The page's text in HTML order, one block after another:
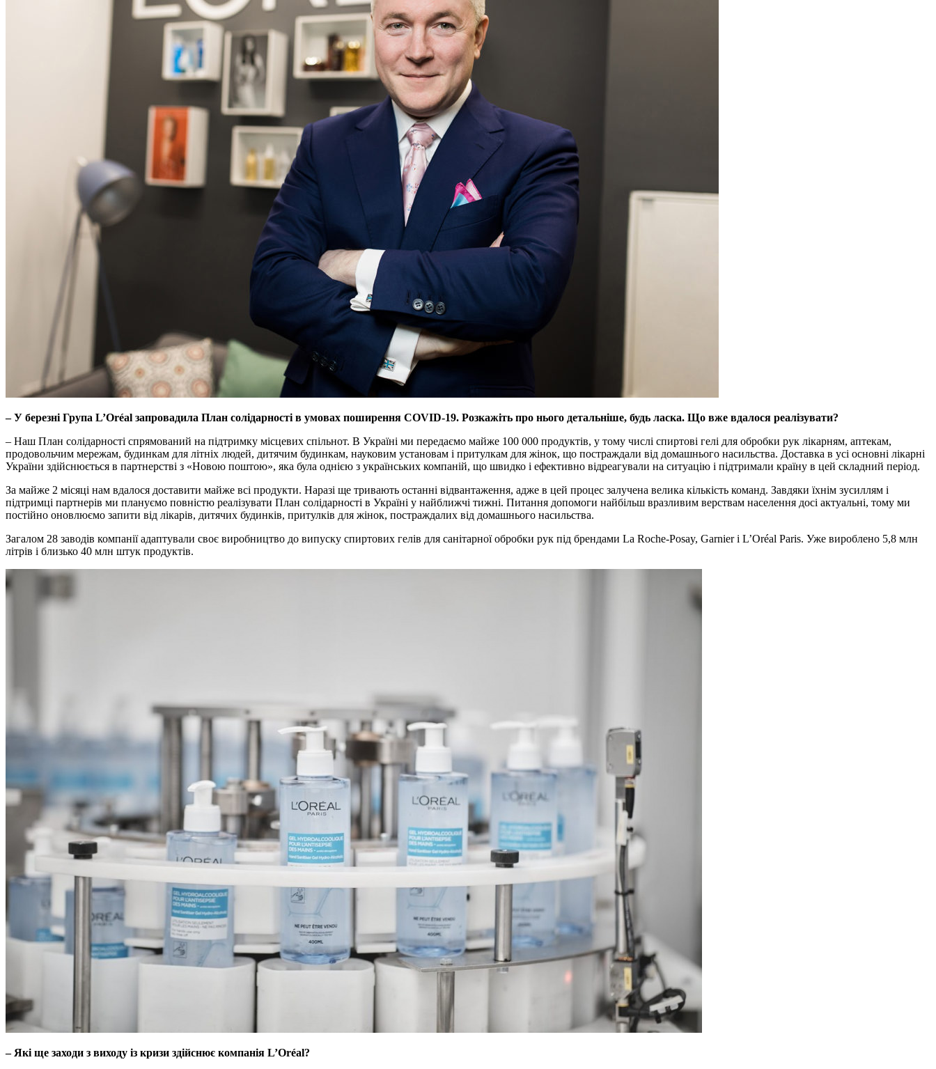
– У березні Група L’Oréal запровадила План солідарності в умовах поширення COVID-19. Розкажіть про нього детальніше, будь ласка. Що вже вдалося реалізувати?
– Наш План солідарності спрямований на підтримку місцевих спільнот. В Україні ми передаємо майже 100 000 продуктів, у тому числі спиртові гелі для обробки рук лікарням, аптекам,
продовольчим мережам, будинкам для літніх людей, дитячим будинкам, науковим установам і притулкам для жінок, що постраждали від домашнього насильства. Доставка в усі основні лікарні
України здійснюється в партнерстві з «Новою поштою», яка була однією з українських компаній, що швидко і ефективно відреагували на ситуацію і підтримали країну в цей складний період.
За майже 2 місяці нам вдалося доставити майже всі продукти. Наразі ще тривають останні відвантаження, адже в цей процес залучена велика кількість команд. Завдяки їхнім зусиллям і
підтримці партнерів ми плануємо повністю реалізувати План солідарності в Україні у найближчі тижні. Питання допомоги найбільш вразливим верствам населення досі актуальні, тому ми
постійно оновлюємо запити від лікарів, дитячих будинків, притулків для жінок, постраждалих від домашнього насильства.
Загалом 28 заводів компанії адаптували своє виробництво до випуску спиртових гелів для санітарної обробки рук під брендами La Roche-Posay, Garnier і L’Oréal Paris. Уже вироблено 5,8 млн
літрів і близько 40 млн штук продуктів.
– Які ще заходи з виходу із кризи здійснює компанія L’Oréal?